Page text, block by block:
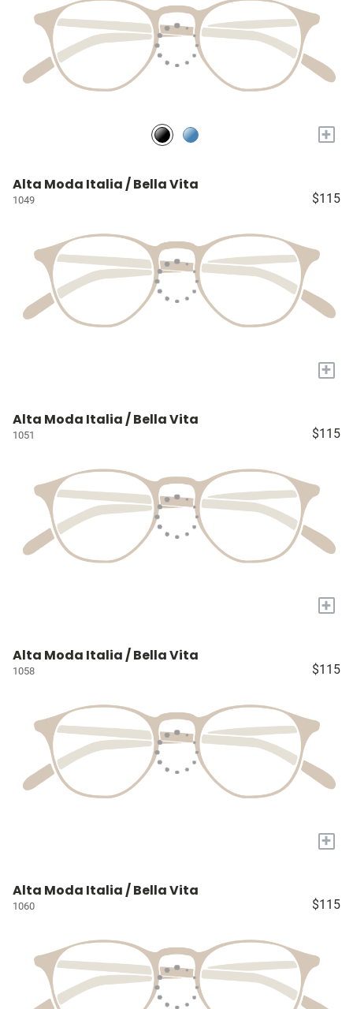
+
Alta Moda Italia / Bella Vita
1049 $115
+
Alta Moda Italia / Bella Vita
1051 $115
+
Alta Moda Italia / Bella Vita
1058 $115
+
Alta Moda Italia / Bella Vita
1060 $115